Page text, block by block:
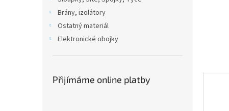
Brány, izolátory
Ostatný materiál
Elektronické obojky
Přijímáme online platby